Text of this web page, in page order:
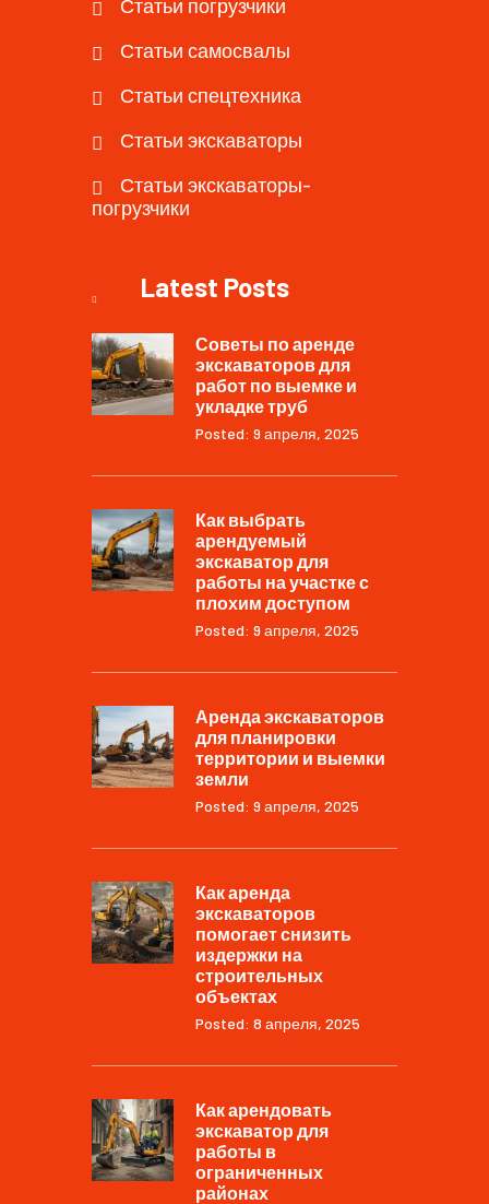
Статьи погрузчики
Статьи самосвалы
Статьи спецтехника
Статьи экскаваторы
Статьи экскаваторы-
погрузчики
Latest Posts
Советы по аренде
экскаваторов для
работ по выемке и
укладке труб
Posted: 9 апреля, 2025
Как выбрать
арендуемый
экскаватор для
работы на участке с
плохим доступом
Posted: 9 апреля, 2025
Аренда экскаваторов
для планировки
территории и выемки
земли
Posted: 9 апреля, 2025
Как аренда
экскаваторов
помогает снизить
издержки на
строительных
объектах
Posted: 8 апреля, 2025
Как арендовать
экскаватор для
работы в
ограниченных
районах